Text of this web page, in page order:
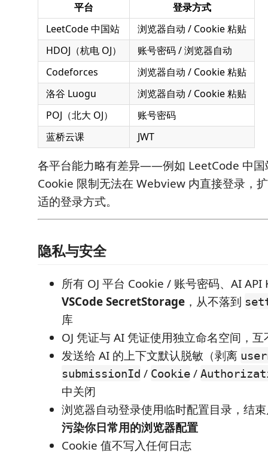
平台
登录方式
LeetCode 中国站
浏览器自动 / Cookie 粘贴
HDOJ（杭电 OJ）
账号密码 / 浏览器自动
Codeforces
浏览器自动 / Cookie 粘贴
洛谷 Luogu
浏览器自动 / Cookie 粘贴
POJ（北大 OJ）
账号密码
蓝桥云课
JWT
各平台能力略有差异——例如 LeetCode 中
Cookie 限制无法在 Webview 内直接登录，
适的登录方式。
隐私与安全
所有 OJ 平台 Cookie / 账号密码、AI API
VSCode SecretStorage ，从不落到
库
OJ 凭证与 AI 凭证使用独立命名空间，互
发送给 AI 的上下文默认脱敏（剥离
submissionId / Cookie /
中关闭
浏览器自动登录使用临时配置目录，结
污染你日常用的浏览器配置
Cookie 值不写入任何日志